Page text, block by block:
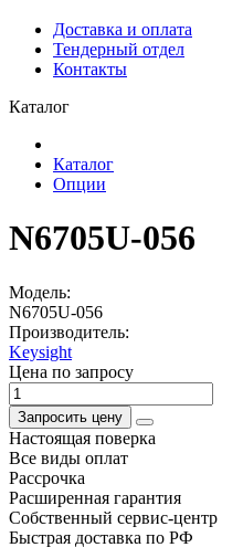
Доставка и оплата
Тендерный отдел
Контакты
Каталог
Каталог
Опции
N6705U-056
Модель:
N6705U-056
Производитель:
Keysight
Цена по запросу
Запросить цену
Настоящая поверка
Все виды оплат
Рассрочка
Расширенная гарантия
Собственный сервис-центр
Быстрая доставка по РФ